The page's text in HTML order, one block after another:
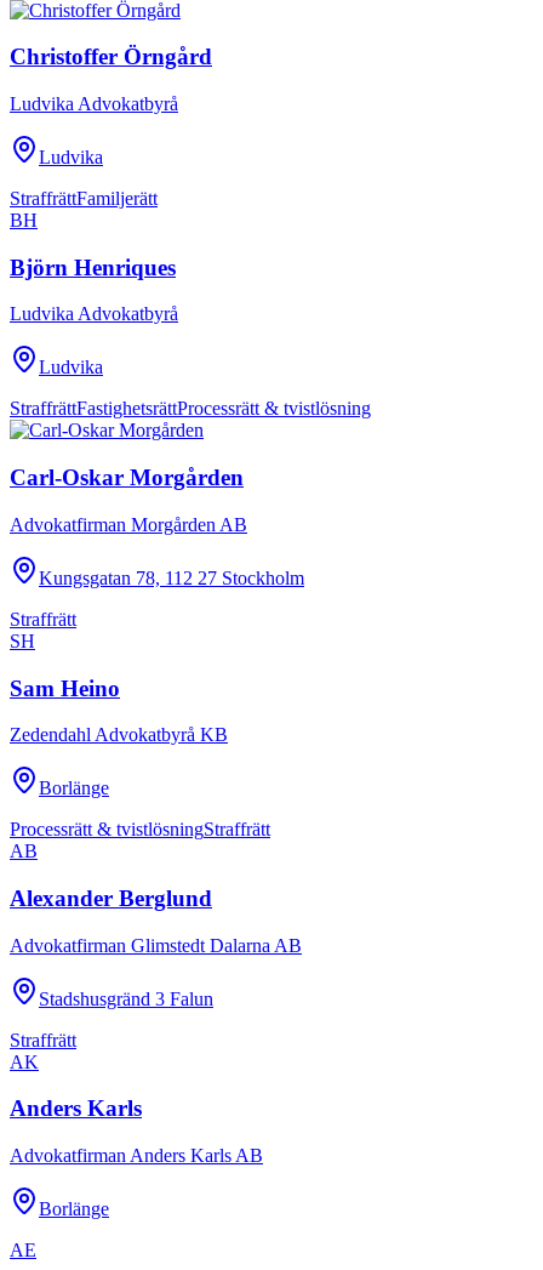
Christoffer Örngård
Ludvika Advokatbyrå
Ludvika
StraffrättFamiljerätt
BH
Björn Henriques
Ludvika Advokatbyrå
Ludvika
StraffrättFastighetsrättProcessrätt & tvistlösning
Carl-Oskar Morgården
Advokatfirman Morgården AB
Kungsgatan 78, 112 27 Stockholm
Straffrätt
SH
Sam Heino
Zedendahl Advokatbyrå KB
Borlänge
Processrätt & tvistlösningStraffrätt
AB
Alexander Berglund
Advokatfirman Glimstedt Dalarna AB
Stadshusgränd 3 Falun
Straffrätt
AK
Anders Karls
Advokatfirman Anders Karls AB
Borlänge
AE